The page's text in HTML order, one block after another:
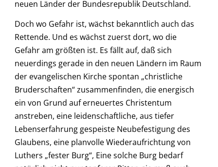
neuen Länder der Bundesrepublik Deutschland.
Doch wo Gefahr ist, wächst bekanntlich auch das
Rettende. Und es wächst zuerst dort, wo die
Gefahr am größten ist. Es fällt auf, daß sich
neuerdings gerade in den neuen Ländern im Raum
der evangelischen Kirche spontan „christliche
Bruderschaften“ zusammenfinden, die energisch
ein von Grund auf erneuertes Christentum
anstreben, eine leidenschaftliche, aus tiefer
Lebenserfahrung gespeiste Neubefestigung des
Glaubens, eine planvolle Wiederaufrichtung von
Luthers „fester Burg“, Eine solche Burg bedarf